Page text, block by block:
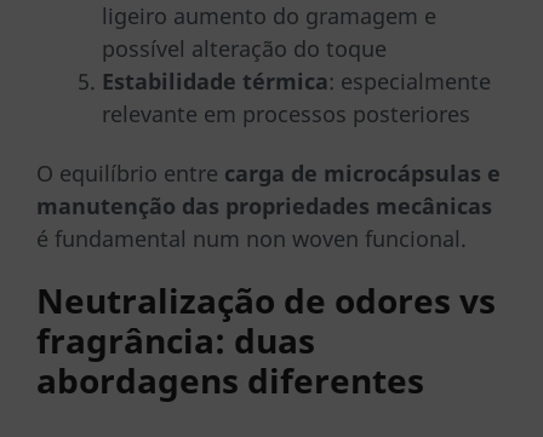
ligeiro aumento do gramagem e
possível alteração do toque
Estabilidade térmica: especialmente
relevante em processos posteriores
O equilíbrio entre carga de microcápsulas e
manutenção das propriedades mecânicas
é fundamental num non woven funcional.
Neutralização de odores vs
fragrância: duas
abordagens diferentes